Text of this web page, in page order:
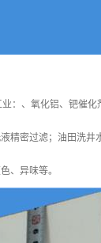
：、氧化铝、钯催
精密过滤；油田洗井
、异味等。